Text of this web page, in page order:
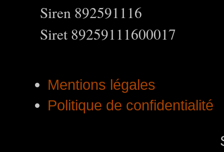
Siren 892591116
Siret 89259111600017
Mentions légales
Politique de confidentialité